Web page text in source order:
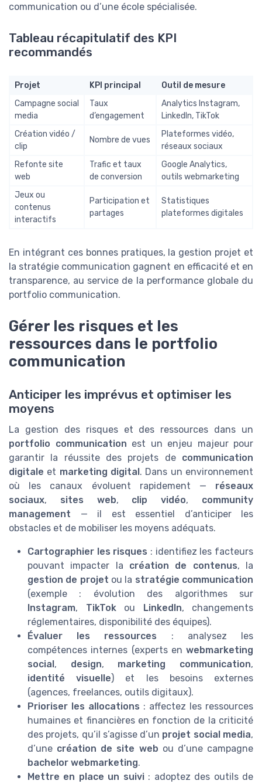
communication ou d’une école spécialisée.
Tableau récapitulatif des KPI
recommandés
Projet KPI principal
Outil de mesure
Campagne social
media
Taux
d’engagement
Analytics Instagram,
LinkedIn, TikTok
Création vidéo /
clip
Nombre de vues
Plateformes vidéo,
réseaux sociaux
Refonte site
web
Trafic et taux
de conversion
Google Analytics,
outils webmarketing
Jeux ou
contenus
interactifs
Participation et
partages
Statistiques
plateformes digitales
En intégrant ces bonnes pratiques, la gestion projet et
la stratégie communication gagnent en efficacité et en
transparence, au service de la performance globale du
portfolio communication.
Gérer les risques et les
ressources dans le portfolio
communication
Anticiper les imprévus et optimiser les
moyens
La gestion des risques et des ressources dans un
portfolio communication est un enjeu majeur pour
garantir la réussite des projets de communication
digitale et marketing digital. Dans un environnement
où les canaux évoluent rapidement — réseaux
sociaux, sites web, clip vidéo, community
management — il est essentiel d’anticiper les
obstacles et de mobiliser les moyens adéquats.
Cartographier les risques : identifiez les facteurs
pouvant impacter la création de contenus, la
gestion de projet ou la stratégie communication
(exemple : évolution des algorithmes sur
Instagram, TikTokou LinkedIn, changements
réglementaires, disponibilité des équipes).
Évaluer les ressources : analysez les
compétences internes (experts en webmarketing
social, design, marketing communication,
identité visuelle) et les besoins externes
(agences, freelances, outils digitaux).
Prioriser les allocations : affectez les ressources
humaines et financières en fonction de la criticité
des projets, qu’il s’agisse d’un projet social media,
d’une création de site web ou d’une campagne
bachelor webmarketing.
Mettre en place un suivi: adoptez des outils de